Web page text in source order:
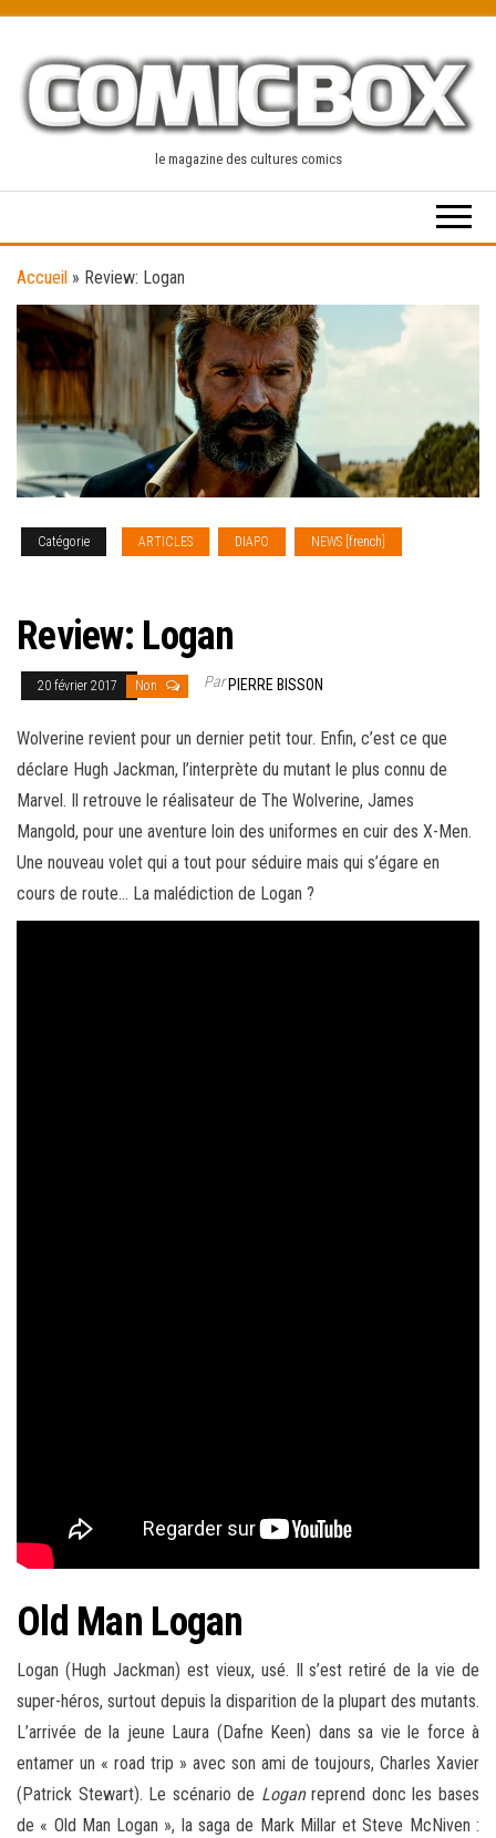
content
le magazine des cultures comics
Accueil » Review: Logan
Catégorie ARTICLES DIAPO NEWS [french]
Review: Logan
20 février 2017 Non ParPIERRE BISSON
Wolverine revient pour un dernier petit tour. Enfin, c’est ce que
déclare Hugh Jackman, l’interprète du mutant le plus connu de
Marvel. Il retrouve le réalisateur de The Wolverine, James
Mangold, pour une aventure loin des uniformes en cuir des X-Men.
Une nouveau volet qui a tout pour séduire mais qui s’égare en
cours de route… La malédiction de Logan ?
Old Man Logan
Logan (Hugh Jackman) est vieux, usé. Il s’est retiré de la vie de
super-héros, surtout depuis la disparition de la plupart des mutants.
L’arrivée de la jeune Laura (Dafne Keen) dans sa vie le force à
entamer un « road trip » avec son ami de toujours, Charles Xavier
(Patrick Stewart). Le scénario de Loganreprend donc les bases
de « Old Man Logan », la saga de Mark Millar et Steve McNiven :